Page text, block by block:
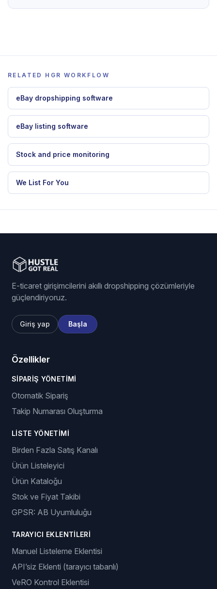
Bu rehberi HGR icinde uygulamak icin devam et
dropshipping otomasyon yazilimi,eBay
dropshipping yazilimi
RELATED HGR WORKFLOW
eBay dropshipping software
Stock and price monitoring
We List For You
E-ticaret girişimcilerini akıllı dropshipping çözümleriyle
güçlendiriyoruz.
Giriş yap Başla
Özellikler
Otomatik Sipariş
Birden Fazla Satış Kanalı
Ürün Listeleyici